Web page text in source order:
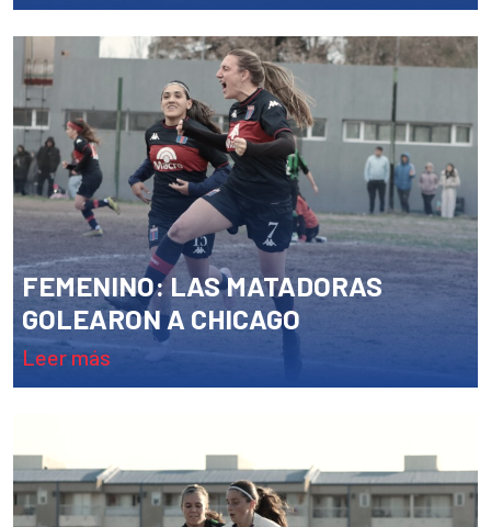
FEMENINO: LAS MATADORAS
GOLEARON A CHICAGO
leer más